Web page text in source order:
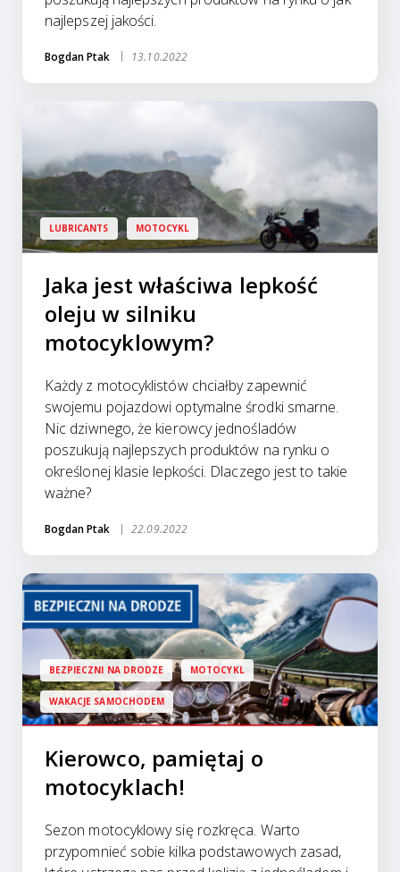
najlepszej jakości.
Bogdan Ptak 13.10.2022
LUBRICANTS MOTOCYKL
Jaka jest właściwa lepkość
oleju w silniku
motocyklowym?
Każdy z motocyklistów chciałby zapewnić
swojemu pojazdowi optymalne środki smarne.
Nic dziwnego, że kierowcy jednośladów
poszukują najlepszych produktów na rynku o
określonej klasie lepkości. Dlaczego jest to takie
ważne?
Bogdan Ptak 22.09.2022
BEZPIECZNI NA DRODZE MOTOCYKL
WAKACJE SAMOCHODEM
Kierowco, pamiętaj o
motocyklach!
Sezon motocyklowy się rozkręca. Warto
przypomnieć sobie kilka podstawowych zasad,